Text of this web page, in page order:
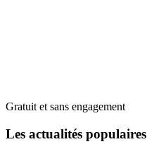
Gratuit et sans engagement
Les actualités populaires